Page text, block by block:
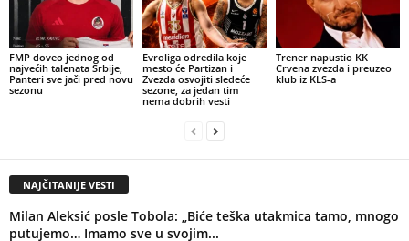
FMP doveo jednog od
najvećih talenata Srbije,
Panteri sve jači pred novu
sezonu
Evroliga odredila koje
mesto će Partizan i
Zvezda osvojiti sledeće
sezone, za jedan tim
nema dobrih vesti
Trener napustio KK
Crvena zvezda i preuzeo
klub iz KLS-a
NAJČITANIJE VESTI
Milan Aleksić posle Tobola: „Biće teška utakmica tamo, mnogo
putujemo… Imamo sve u svojim...